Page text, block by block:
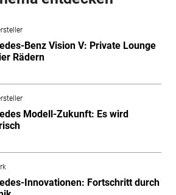
Benz Vision V: Private Lounge
Rädern
Modell-Zukunft: Es wird
Innovationen: Fortschritt durch